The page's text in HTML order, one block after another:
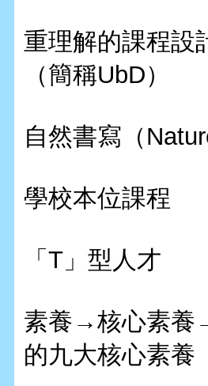
重理解的課程設
（簡稱UbD）
自然書寫（
學校本位課程
「T」型人才
素養→核心素養
的九大核心素養